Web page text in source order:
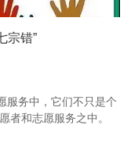
宗错”
服务中，它们不只是个
者和志愿服务之中。